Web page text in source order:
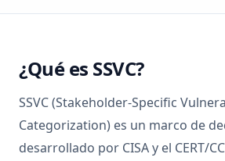
¿Qué es SSVC?
SSVC (Stakeholder-Specific
Categorization) es un marco de
desarrollado por CISA y el CERT/